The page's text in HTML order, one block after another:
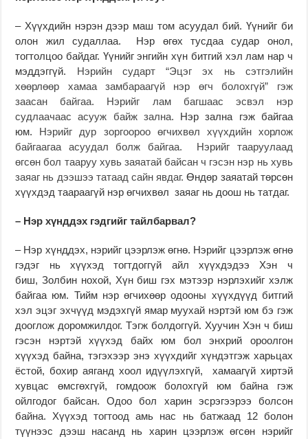
– Хүүхдийн нэрэн дээр маш том асуудал бий. Үүнийг би
олон жил судаллаа. Нэр өгөх тусдаа судар онол,
тогтолцоо байдаг. Үүнийг энгийн хүн битгий хэл лам нар ч
мэддэггүй. Нэрийн сударт “Эцэг эх нь сэтгэлийн
хөөрлөөр хамаа замбараагүй нэр өгч болохгүй” гэж
заасан байгаа.
Нэрийг лам багшаас эсвэл нэр
судлаачаас асууж байж зална. Нэр зална гэж байгаа
юм. Нэрийг дур зоргоороо өгчихвөл хүүхдийн хорлож
байгаагаа асуудал болж байгаа. Нэрийг тааруулаад
өгсөн бол тааруу хувь заяатай байсан ч гэсэн нэр нь хувь
заяаг нь дээшээ татаад сайн явдаг. Өндөр заяатай төрсөн
хүүхдэд таараагүй нэр өгчихвөл заяаг нь доош нь татдаг.
– Нэр хүнддэх гэдгийг тайлбарвал?
– Нэр хүнддэх, нэрийг цээрлэж өгнө. Нэрийг цээрлэж өгнө
гэдэг нь хүүхэд тогтдоггүй айл хүүхдэдээ Хэн ч
биш, Золбин нохой, Хүн биш гэх мэтээр нэрлэхийг хэлж
байгаа юм. Тийм нэр өгчихөөр одооны хүүхдүүд битгий
хэл эцэг эхчүүд мэдэхгүй ямар муухай нэртэй юм бэ гэж
дооглож доромжилдог. Тэгж болдоггүй. Хуучин Хэн ч биш
гэсэн нэртэй хүүхэд байх юм бол энхрий ороолгон
хүүхэд байна, тэгэхээр энэ хүүхдийг хүндэтгэж харьцах
ёстой, бохир аяганд хоол идүүлэхгүй, хамаагүй хиртэй
хувцас өмсгөхгүй, гомдоож болохгүй юм байна гэж
ойлгодог байсан. Одоо бол харин эсрэгээрээ болсон
байна. Хүүхэд тогтоод амь нас нь батжаад 12 болон
түүнээс дээш насанд нь харин цээрлэж өгсөн нэрийг